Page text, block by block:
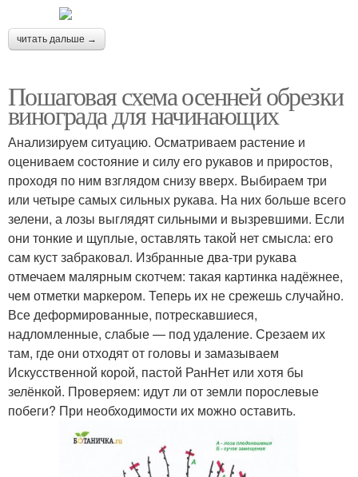
читать дальше →
Пошаговая схема осенней обрезки
винограда для начинающих
Анализируем ситуацию. Осматриваем растение и
оцениваем состояние и силу его рукавов и приростов,
проходя по ним взглядом снизу вверх. Выбираем три
или четыре самых сильных рукава. На них больше всего
зелени, а лозы выглядят сильными и вызревшими. Если
они тонкие и щуплые, оставлять такой нет смысла: его
сам куст забраковал. Избранные два-три рукава
отмечаем малярным скотчем: такая картинка надёжнее,
чем отметки маркером. Теперь их не срежешь случайно.
Все деформированные, потрескавшиеся,
надломленные, слабые — под удаление. Срезаем их
там, где они отходят от головы и замазываем
Искусственной корой, пастой РанНет или хотя бы
зелёнкой. Проверяем: идут ли от земли порослевые
побеги? При необходимости их можно оставить.